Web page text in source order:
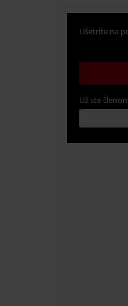
Ušetrite na
Už ste